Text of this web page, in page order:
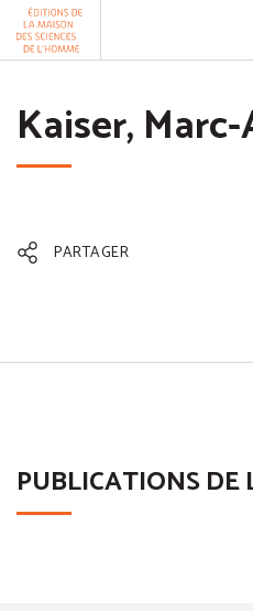
Aller au contenu
Kaiser,
PARTAGER
PUBLICATIONS DE
Panneau de gestion des cookies